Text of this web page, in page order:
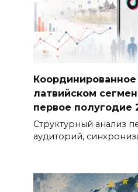
латвийском
первое полугодие
Структурный анализ
аудиторий,